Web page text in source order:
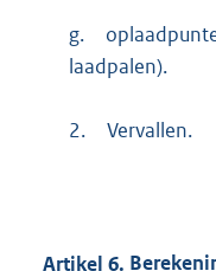
g.
laadpalen).
2. Vervallen.
Artikel 6.